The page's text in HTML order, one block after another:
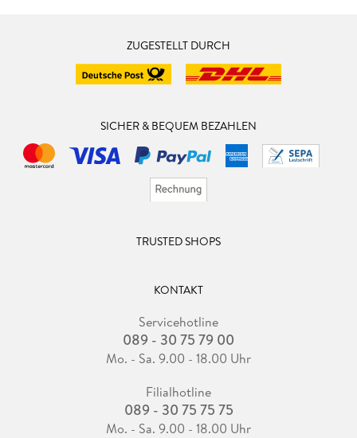
ZUGESTELLT DURCH
SICHER & BEQUEM BEZAHLEN
TRUSTED SHOPS
KONTAKT
Servicehotline
089 - 30 75 79 00
Mo. - Sa. 9.00 - 18.00 Uhr
Filialhotline
089 - 30 75 75 75
Mo. - Sa. 9.00 - 18.00 Uhr